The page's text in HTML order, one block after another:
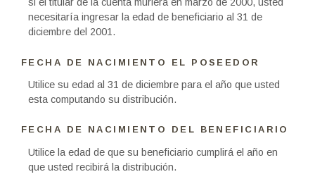
necesitaría ingresar la edad de beneficiario al 31 de
diciembre del 2001.
FECHA DE NACIMIENTO EL POSEEDOR
Utilice su edad al 31 de diciembre para el año que usted
esta computando su distribución.
FECHA DE NACIMIENTO DEL BENEFICIARIO
Utilice la edad de que su beneficiario cumplirá el año en
que usted recibirá la distribución.